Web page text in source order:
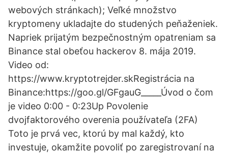
webových stránkach); Veľké množstvo
kryptomeny ukladajte do studených peňaženiek.
Napriek prijatým bezpečnostným opatreniam sa
Binance stal obeťou hackerov 8. mája 2019.
Video od:
https://www.kryptotrejder.skRegistrácia na
Binance:https://goo.gl/GFgauG_____Úvod o čom
je video 0:00 - 0:23Up Povolenie
dvojfaktorového overenia používateľa (2FA)
Toto je prvá vec, ktorú by mal každý, kto
investuje, okamžite povoliť po zaregistrovaní na